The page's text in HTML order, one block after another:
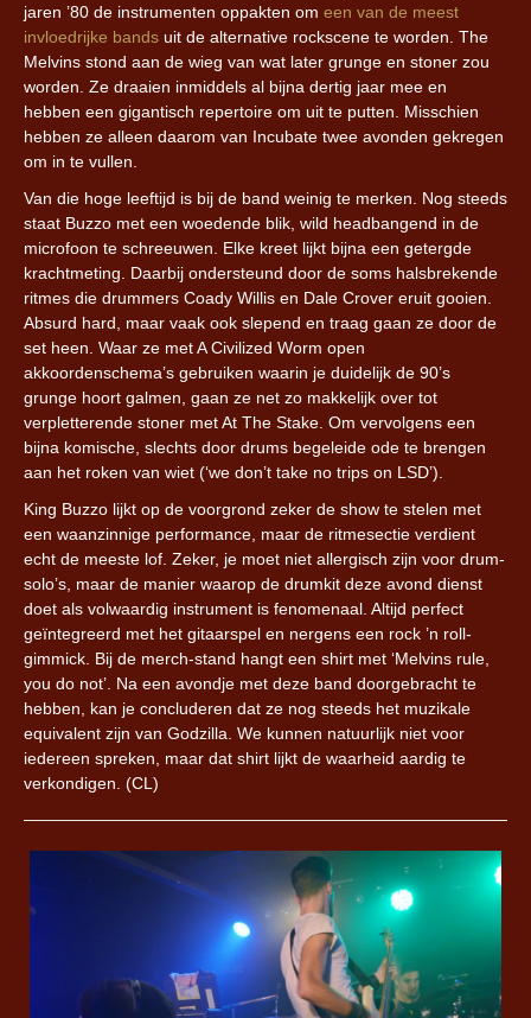
jaren ’80 de instrumenten oppakten om een van de meest
invloedrijke bands uit de alternative rockscene te worden. The
Melvins stond aan de wieg van wat later grunge en stoner zou
worden. Ze draaien inmiddels al bijna dertig jaar mee en
hebben een gigantisch repertoire om uit te putten. Misschien
hebben ze alleen daarom van Incubate twee avonden gekregen
om in te vullen.
Van die hoge leeftijd is bij de band weinig te merken. Nog steeds
staat Buzzo met een woedende blik, wild headbangend in de
microfoon te schreeuwen. Elke kreet lijkt bijna een getergde
krachtmeting. Daarbij ondersteund door de soms halsbrekende
ritmes die drummers Coady Willis en Dale Crover eruit gooien.
Absurd hard, maar vaak ook slepend en traag gaan ze door de
set heen. Waar ze met A Civilized Worm open
akkoordenschema’s gebruiken waarin je duidelijk de 90’s
grunge hoort galmen, gaan ze net zo makkelijk over tot
verpletterende stoner met At The Stake. Om vervolgens een
bijna komische, slechts door drums begeleide ode te brengen
aan het roken van wiet (‘we don’t take no trips on LSD’).
King Buzzo lijkt op de voorgrond zeker de show te stelen met
een waanzinnige performance, maar de ritmesectie verdient
echt de meeste lof. Zeker, je moet niet allergisch zijn voor drum-
solo’s, maar de manier waarop de drumkit deze avond dienst
doet als volwaardig instrument is fenomenaal. Altijd perfect
geïntegreerd met het gitaarspel en nergens een rock ’n roll-
gimmick. Bij de merch-stand hangt een shirt met ‘Melvins rule,
you do not’. Na een avondje met deze band doorgebracht te
hebben, kan je concluderen dat ze nog steeds het muzikale
equivalent zijn van Godzilla. We kunnen natuurlijk niet voor
iedereen spreken, maar dat shirt lijkt de waarheid aardig te
verkondigen. (CL)